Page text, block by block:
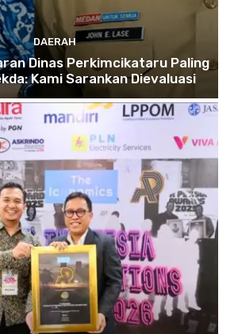
DAERAH
Dinas Perkimcikataru Paling
Kami Sarankan Dievaluasi